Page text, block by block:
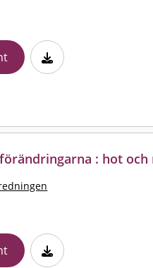
: hot